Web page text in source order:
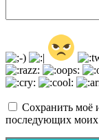
Сохранить моё
последующих моих